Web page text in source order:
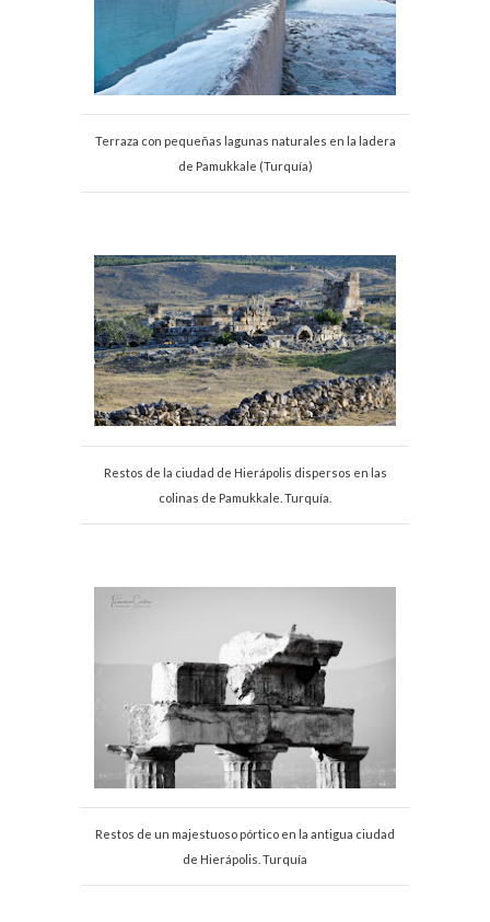
Terraza con pequeñas lagunas naturales en la ladera
de Pamukkale (Turquía)
Restos de la ciudad de Hierápolis dispersos en las
colinas de Pamukkale. Turquía.
Restos de un majestuoso pórtico en la antigua ciudad
de Hierápolis. Turquía